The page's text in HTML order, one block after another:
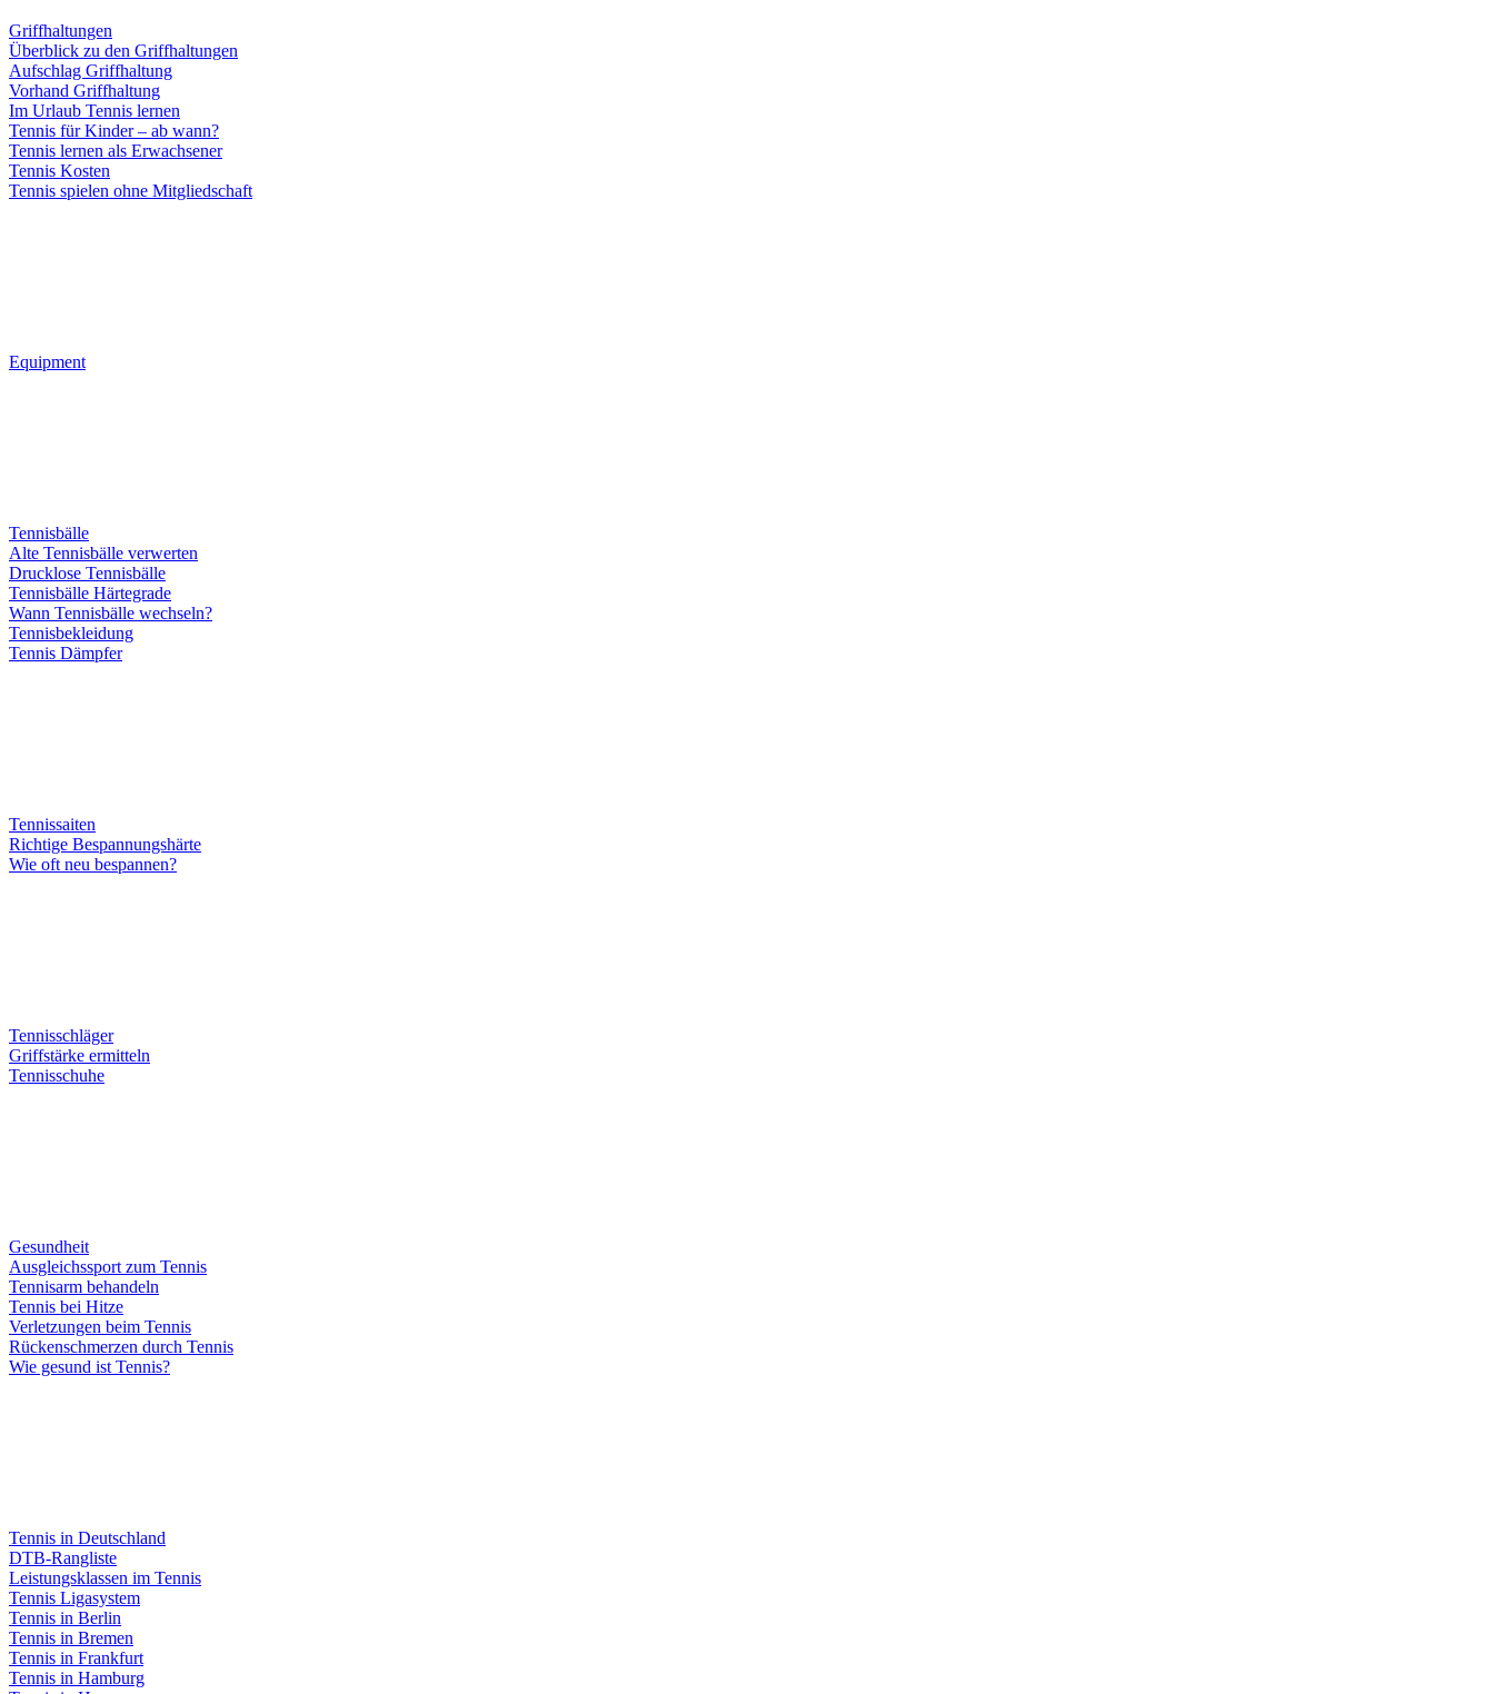
Griffhaltungen
Überblick zu den Griffhaltungen
Aufschlag Griffhaltung
Vorhand Griffhaltung
Im Urlaub Tennis lernen
Tennis für Kinder – ab wann?
Tennis lernen als Erwachsener
Tennis Kosten
Tennis spielen ohne Mitgliedschaft
Equipment
Tennisbälle
Alte Tennisbälle verwerten
Drucklose Tennisbälle
Tennisbälle Härtegrade
Wann Tennisbälle wechseln?
Tennisbekleidung
Tennis Dämpfer
Tennissaiten
Richtige Bespannungshärte
Wie oft neu bespannen?
Tennisschläger
Griffstärke ermitteln
Tennisschuhe
Gesundheit
Ausgleichssport zum Tennis
Tennisarm behandeln
Tennis bei Hitze
Verletzungen beim Tennis
Rückenschmerzen durch Tennis
Wie gesund ist Tennis?
Tennis in Deutschland
DTB-Rangliste
Leistungsklassen im Tennis
Tennis Ligasystem
Tennis in Berlin
Tennis in Bremen
Tennis in Frankfurt
Tennis in Hamburg